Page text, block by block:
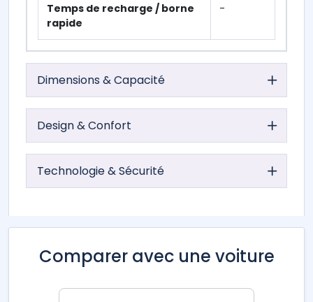
Temps de recharge / borne
rapide
-
Dimensions & Capacité
Design & Confort
Technologie & Sécurité
Comparer avec une voiture